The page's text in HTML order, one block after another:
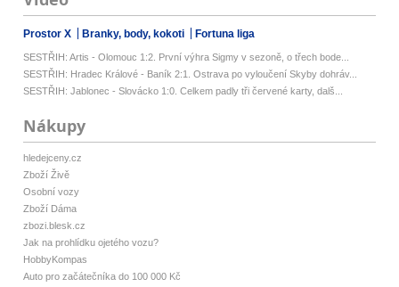
Prostor X Branky, body, kokoti Fortuna liga
SESTŘIH: Artis - Olomouc 1:2. První výhra Sigmy v sezoně, o třech bode...
SESTŘIH: Hradec Králové - Baník 2:1. Ostrava po vyloučení Skyby dohráv...
SESTŘIH: Jablonec - Slovácko 1:0. Celkem padly tři červené karty, dalš...
Nákupy
hledejceny.cz
Zboží Živě
Osobní vozy
Zboží Dáma
zbozi.blesk.cz
Jak na prohlídku ojetého vozu?
HobbyKompas
Auto pro začátečníka do 100 000 Kč